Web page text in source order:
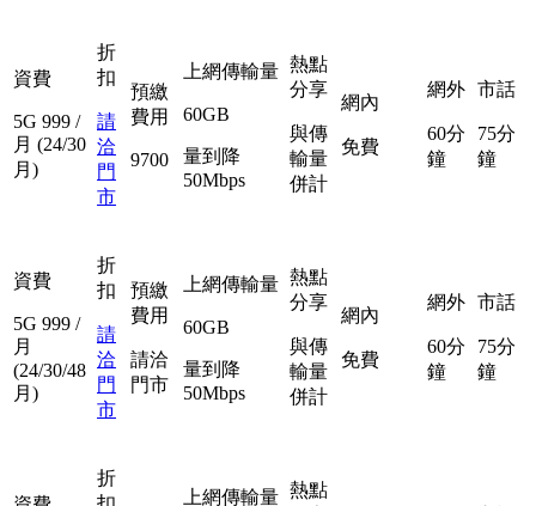
資費
5G 999 /
月 (24/30
月)
折
扣
請
洽
門
市
預繳
費用
9700
上網傳輸量
60GB
量到降
50Mbps
熱點
分享
與傳
輸量
併計
網內
免費
網外
60分
鐘
市話
75分
鐘
資費
5G 999 /
月
(24/30/48
月)
折
扣
請
洽
門
市
預繳
費用
請洽
門市
上網傳輸量
60GB
量到降
50Mbps
熱點
分享
與傳
輸量
併計
網內
免費
網外
60分
鐘
市話
75分
鐘
折
上網傳輸量 熱點